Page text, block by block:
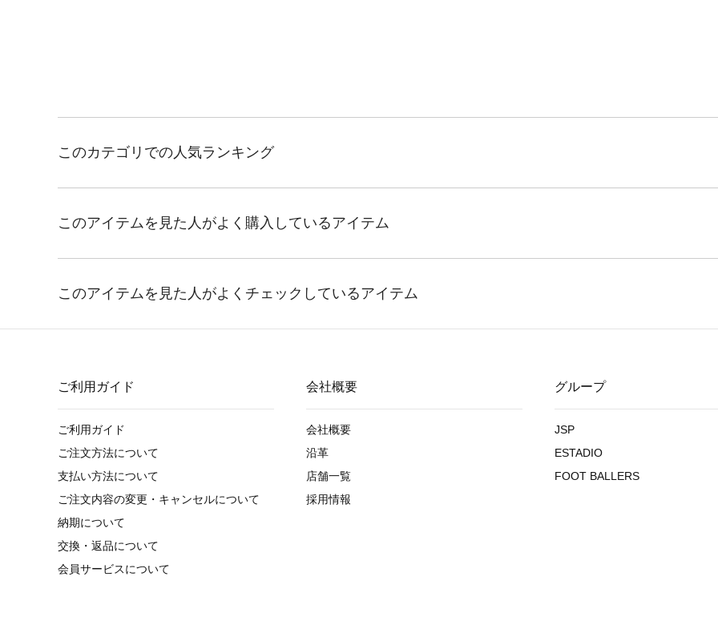
ご利用ガイド
ご利用ガイド
ご注文方法について
支払い方法について
ご注文内容の変更・キャンセルについて
納期について
交換・返品について
会員サービスについて
会社概要
会社概要
沿革
店舗一覧
採用情報
グループ
JSP
ESTADIO
FOOT BALLERS